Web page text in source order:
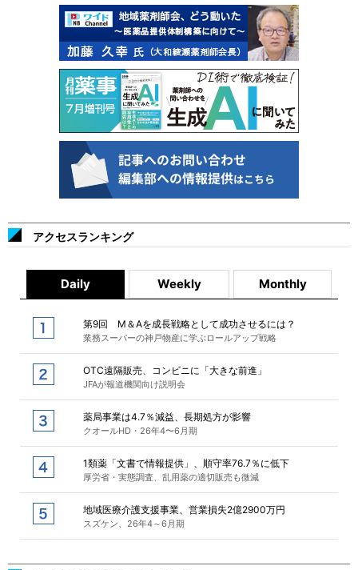
アクセスランキング
Daily Weekly Monthly
第9回 M＆Aを成長戦略として成功させるには？
業務スーパーの神戸物産に学ぶロールアップ戦略
OTC遠隔販売、コンビニに「大きな前進」
JFAが報道機関向け説明会
薬局事業は4.7％減益、長期処方が影響
クオールHD・26年4〜6月期
1類薬「文書で情報提供」、順守率76.7％に低下
厚労省・実態調査、乱用薬の適切販売も微減
地域医療介護支援事業、営業損失2億2900万円
スズケン、26年4～6月期